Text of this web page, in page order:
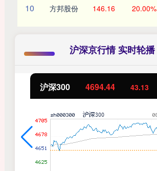
10 方邦股份 146.16 20.00%
沪深京行情 实时轮播
沪深300 4694.44 43.13